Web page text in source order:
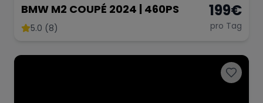
BMW M2 COUPÉ 2024 | 460PS
5.0 (8)
199€
pro Tag